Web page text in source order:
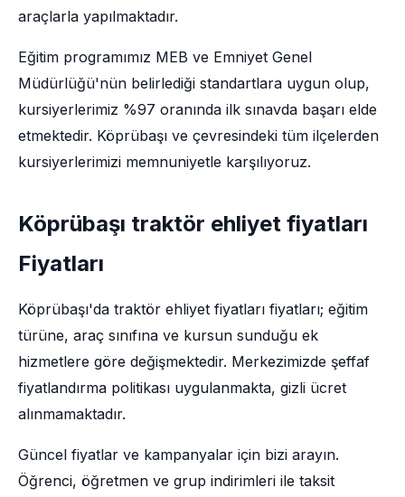
araçlarla yapılmaktadır.
Eğitim programımız MEB ve Emniyet Genel
Müdürlüğü'nün belirlediği standartlara uygun olup,
kursiyerlerimiz %97 oranında ilk sınavda başarı elde
etmektedir. Köprübaşı ve çevresindeki tüm ilçelerden
kursiyerlerimizi memnuniyetle karşılıyoruz.
Köprübaşı traktör ehliyet fiyatları
Fiyatları
Köprübaşı'da traktör ehliyet fiyatları fiyatları; eğitim
türüne, araç sınıfına ve kursun sunduğu ek
hizmetlere göre değişmektedir. Merkezimizde şeffaf
fiyatlandırma politikası uygulanmakta, gizli ücret
alınmamaktadır.
Güncel fiyatlar ve kampanyalar için bizi arayın.
Öğrenci, öğretmen ve grup indirimleri ile taksit